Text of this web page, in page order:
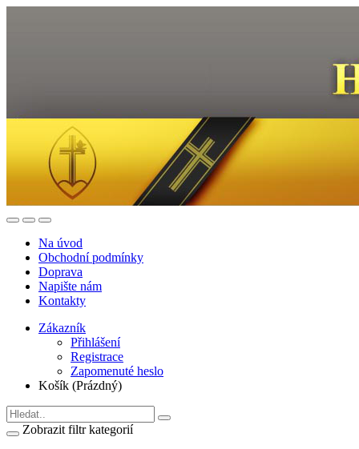
Na úvod
Obchodní podmínky
Doprava
Napište nám
Kontakty
Zákazník
Přihlášení
Registrace
Zapomenuté heslo
Košík (Prázdný)
Zobrazit filtr kategorií